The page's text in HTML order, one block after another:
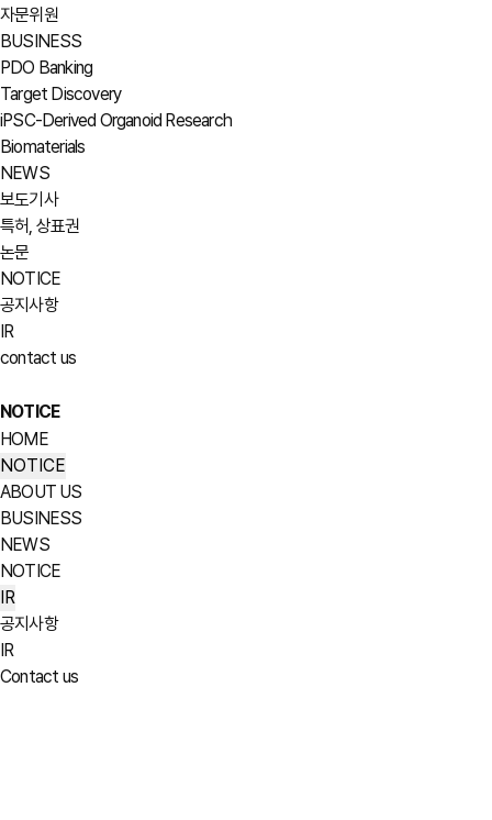
자문위원
BUSINESS
PDO Banking
Target Discovery
iPSC-Derived Organoid Research
Biomaterials
NEWS
보도기사
특허, 상표권
논문
NOTICE
공지사항
IR
contact us
NOTICE
HOME
NOTICE
ABOUT US
BUSINESS
NEWS
NOTICE
IR
공지사항
IR
Contact us